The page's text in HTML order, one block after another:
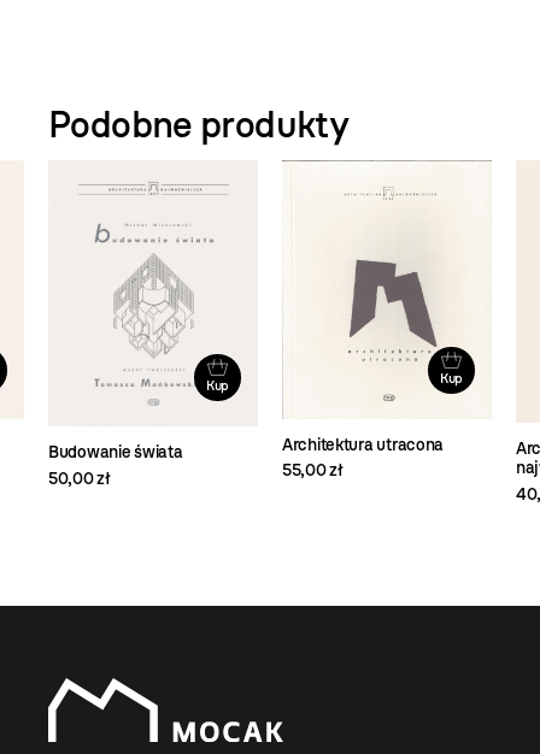
Podobne produkty
Kup
Budowanie świata
50,00 zł
Kup
Architektura utracona
55,00 zł